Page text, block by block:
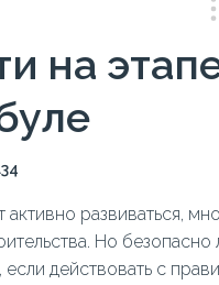
на
развиваться,
Но безопасно
действовать с